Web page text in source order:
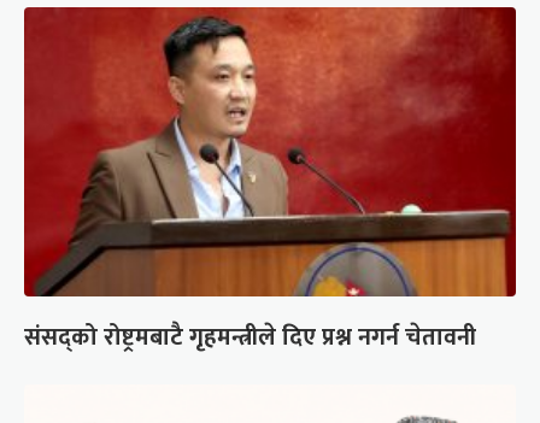
संसद्को रोष्ट्रमबाटै गृहमन्त्रीले दिए प्रश्न नगर्न चेतावनी